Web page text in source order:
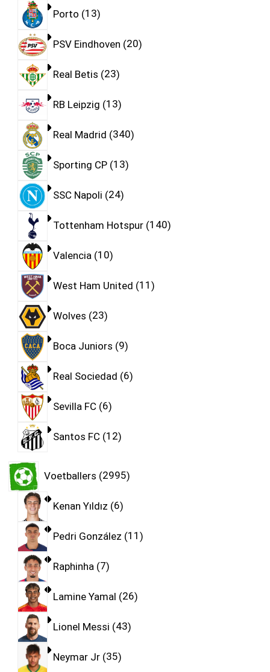
Porto 13
PSV Eindhoven 20
Real Betis 23
RB Leipzig 13
Real Madrid 340
Sporting CP 13
SSC Napoli 24
Tottenham Hotspur 140
Valencia 10
West Ham United 11
Wolves 23
Boca Juniors 9
Real Sociedad 6
Sevilla FC 6
Santos FC 12
Voetballers 2995
Kenan Yıldız 6
Pedri González 11
Raphinha 7
Lamine Yamal 26
Lionel Messi 43
Neymar Jr 35